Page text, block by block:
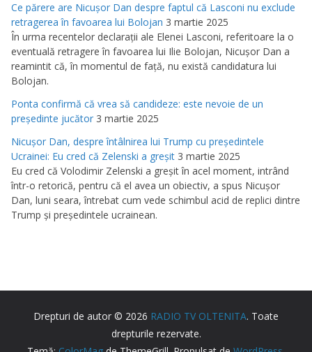
Ce părere are Nicuşor Dan despre faptul că Lasconi nu exclude
retragerea în favoarea lui Bolojan 3 martie 2025
În urma recentelor declaraţii ale Elenei Lasconi, referitoare la o
eventuală retragere în favoarea lui Ilie Bolojan, Nicuşor Dan a
reamintit că, în momentul de faţă, nu există candidatura lui
Bolojan.
Ponta confirmă că vrea să candideze: este nevoie de un
preşedinte jucător 3 martie 2025
Nicuşor Dan, despre întâlnirea lui Trump cu preşedintele
Ucrainei: Eu cred că Zelenski a greşit 3 martie 2025
Eu cred că Volodimir Zelenski a greşit în acel moment, intrând
într-o retorică, pentru că el avea un obiectiv, a spus Nicuşor
Dan, luni seara, întrebat cum vede schimbul acid de replici dintre
Trump şi preşedintele ucrainean.
Drepturi de autor © 2026 RADIO TV OLTENITA. Toate
drepturile rezervate.